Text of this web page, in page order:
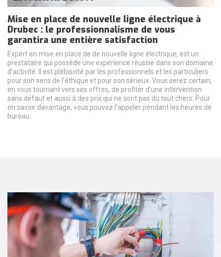
Mise en place de nouvelle ligne électrique à
Drubec : le professionnalisme de vous
garantira une entière satisfaction
Expert en mise en place de de nouvelle ligne électrique, est un
prestataire qui possède une expérience réussie dans son domaine
d’activité. Il est plébiscité par les professionnels et les particuliers
pour son sens de l’éthique et pour son sérieux. Vous serez certain,
en vous tournant vers ses offres, de profiter d’une intervention
sans défaut et aussi à des prix qui ne sont pas du tout chers. Pour
en savoir davantage, vous pouvez l’appeler pendant les heures de
bureau.